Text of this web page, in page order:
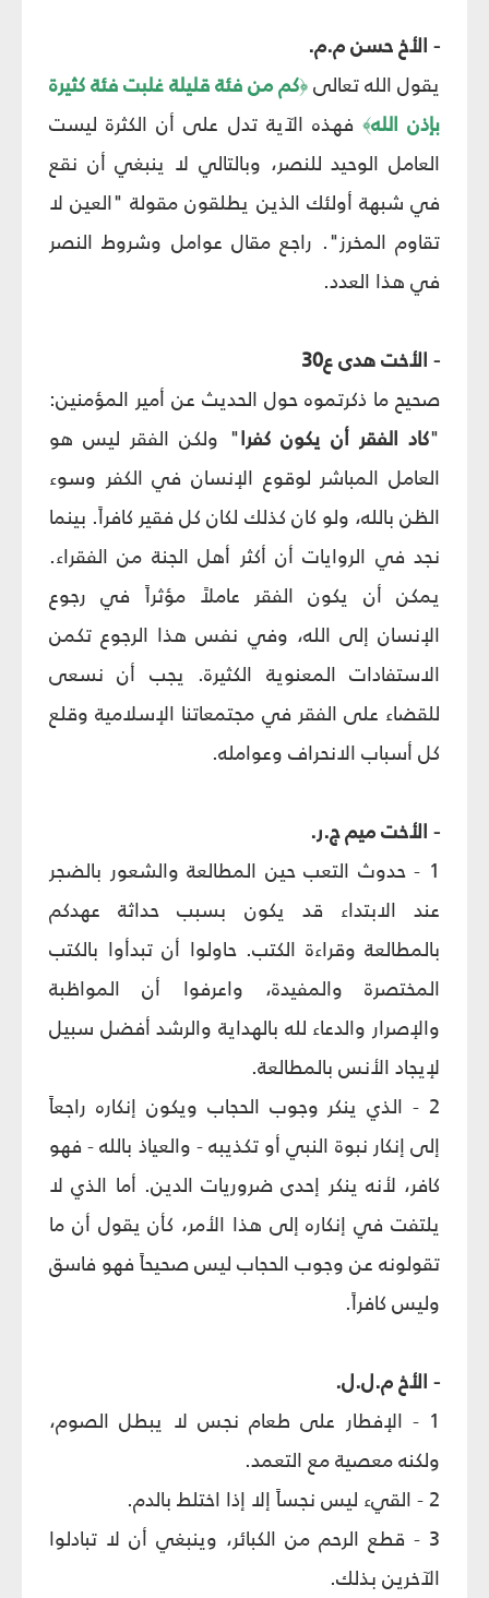
- الأخ حسن م.م.
يقول الله تعالى ﴿كم من فئة قليلة غلبت فئة كثيرة
بإذن الله﴾ فهذه الآية تدل على أن الكثرة ليست
العامل الوحيد للنصر، وبالتالي لا ينبغي أن نقع
في شبهة أولئك الذين يطلقون مقولة "العين لا
تقاوم المخرز". راجع مقال عوامل وشروط النصر
في هذا العدد.
- الأخت هدى ع‏30
صحيح ما ذكرتموه حول الحديث عن أمير المؤمنين:
"كاد الفقر أن يكون كفرا" ولكن الفقر ليس هو
العامل المباشر لوقوع الإنسان في الكفر وسوء
الظن بالله، ولو كان كذلك لكان كل فقير كافراً. بينما
نجد في الروايات أن أكثر أهل الجنة من الفقراء.
يمكن أن يكون الفقر عاملاً مؤثراً في رجوع
الإنسان إلى الله، وفي نفس هذا الرجوع تكمن
الاستفادات المعنوية الكثيرة. يجب أن نسعى
للقضاء على الفقر في مجتمعاتنا الإسلامية وقلع
كل أسباب الانحراف وعوامله.
- الأخت ميم ج.ر.
1 - حدوث التعب حين المطالعة والشعور بالضجر
عند الابتداء قد يكون بسبب حداثة عهدكم
بالمطالعة وقراءة الكتب. حاولوا أن تبدأوا بالكتب
المختصرة والمفيدة، واعرفوا أن المواظبة
والإصرار والدعاء لله بالهداية والرشد أفضل سبيل
لإيجاد الأنس بالمطالعة.
2 - الذي ينكر وجوب الحجاب ويكون إنكاره راجعاً
إلى إنكار نبوة النبي أو تكذيبه - والعياذ بالله - فهو
كافر، لأنه ينكر إحدى ضروريات الدين. أما الذي لا
يلتفت في إنكاره إلى هذا الأمر، كأن يقول أن ما
تقولونه عن وجوب الحجاب ليس صحيحاً فهو فاسق
وليس كافراً.
- الأخ م.ل.ل.
1 - الإفطار على طعام نجس لا يبطل الصوم،
ولكنه معصية مع التعمد.
2 - القي‏ء ليس نجساً إلا إذا اختلط بالدم.
3 - قطع الرحم من الكبائر، وينبغي أن لا تبادلوا
الآخرين بذلك.